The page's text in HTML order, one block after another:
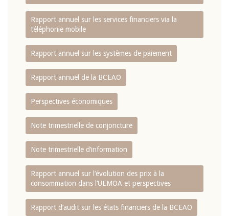
Rapport annuel sur les services financiers via la
téléphonie mobile
Rapport annuel sur les systèmes de paiement
Rapport annuel de la BCEAO
Perspectives économiques
Note trimestrielle de conjoncture
Note trimestrielle d‘information
Rapport annuel sur l‘évolution des prix à la
consommation dans l‘UEMOA et perspectives
Rapport d‘audit sur les états financiers de la BCEAO